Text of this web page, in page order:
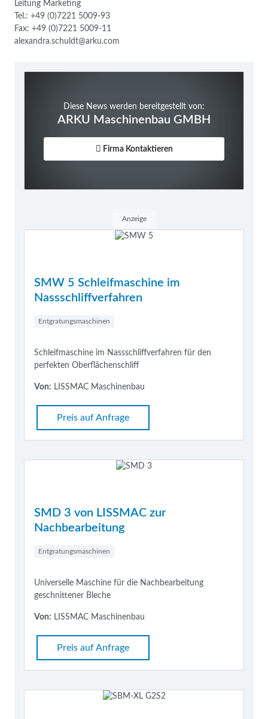
Leitung Marketing
Tel.: +49 (0)7221 5009-93
Fax: +49 (0)7221 5009-11
alexandra.schuldt@arku.com
Diese News werden bereitgestellt von:
ARKU Maschinenbau GMBH
Firma Kontaktieren
Anzeige
SMW 5 Schleifmaschine im
Nassschliffverfahren
Entgratungsmaschinen
Schleifmaschine im Nassschliffverfahren für den
perfekten Oberflächenschliff
Von: LISSMAC Maschinenbau
Preis auf Anfrage
SMD 3 von LISSMAC zur
Nachbearbeitung
Entgratungsmaschinen
Universelle Maschine für die Nachbearbeitung
geschnittener Bleche
Von: LISSMAC Maschinenbau
Preis auf Anfrage